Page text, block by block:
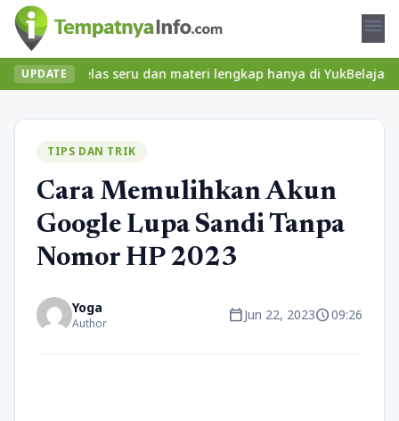
menu
UPDATE
kelas seru dan materi lengkap hanya di YukBelajar.com.
TIPS DAN TRIK
Cara Memulihkan Akun
Google Lupa Sandi Tanpa
Nomor HP 2023
Yoga
Author calendar_todayJun 22, 2023schedule09:26